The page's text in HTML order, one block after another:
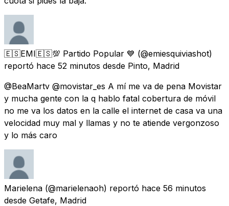
🇪🇸EMI🇪🇸💯 Partido Popular 💙 (@emiesquiviashot)
reportó hace 52 minutos desde Pinto, Madrid
@BeaMartv @movistar_es A mí me va de pena Movistar
y mucha gente con la q hablo fatal cobertura de móvil
no me va los datos en la calle el internet de casa va una
velocidad muy mal y llamas y no te atiende vergonzoso
y lo más caro
Marielena (@marielenaoh) reportó hace 56 minutos
desde Getafe, Madrid